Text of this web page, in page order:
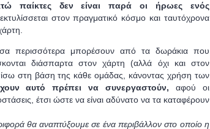
παίκτες δεν είναι παρά οι ήρωες ενός
στον πραγματικό κόσμο και ταυτόχρονα
περισσότερα μπορέσουν από τα δωράκια που
διάσπαρτα στον χάρτη (αλλά όχι και στον
στη βάση της κάθε ομάδας, κάνοντας χρήση των
αυτό πρέπει να συνεργαστούν, αφού οι
έτσι ώστε να είναι αδύνατο να τα καταφέρουν
θα αναπτύξουμε σε ένα περιβάλλον στο οποίο η